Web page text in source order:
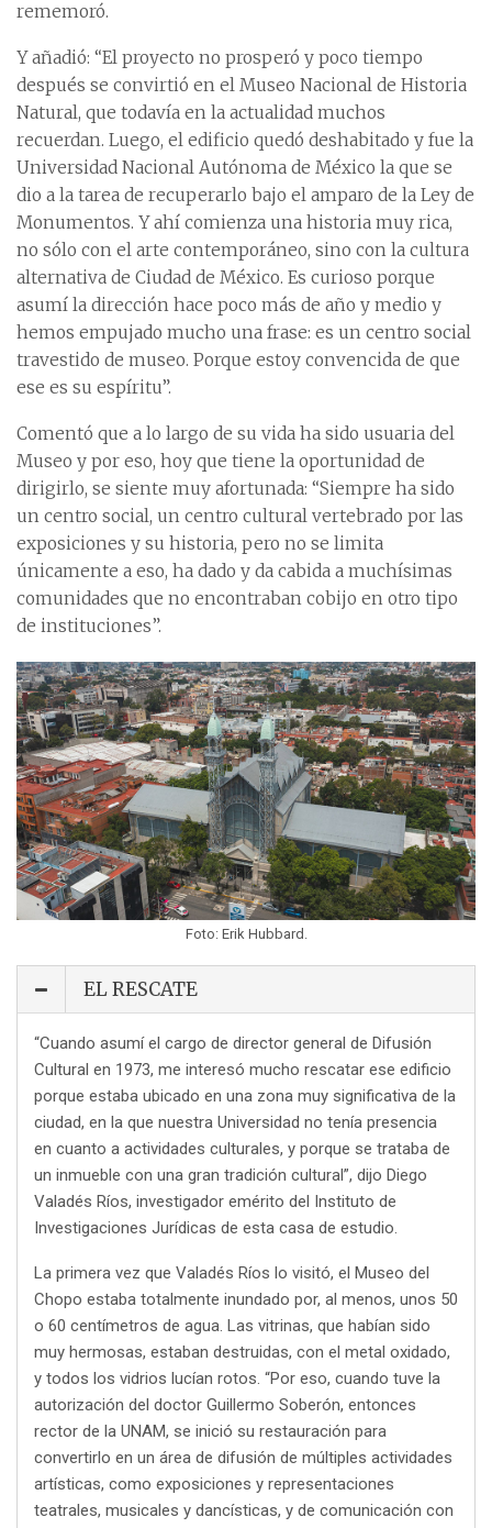
rememoró.
Y añadió: “El proyecto no prosperó y poco tiempo
después se convirtió en el Museo Nacional de Historia
Natural, que todavía en la actualidad muchos
recuerdan. Luego, el edificio quedó deshabitado y fue la
Universidad Nacional Autónoma de México la que se
dio a la tarea de recuperarlo bajo el amparo de la Ley de
Monumentos. Y ahí comienza una historia muy rica,
no sólo con el arte contemporáneo, sino con la cultura
alternativa de Ciudad de México. Es curioso porque
asumí la dirección hace poco más de año y medio y
hemos empujado mucho una frase: es un centro social
travestido de museo. Porque estoy convencida de que
ese es su espíritu”.
Comentó que a lo largo de su vida ha sido usuaria del
Museo y por eso, hoy que tiene la oportunidad de
dirigirlo, se siente muy afortunada: “Siempre ha sido
un centro social, un centro cultural vertebrado por las
exposiciones y su historia, pero no se limita
únicamente a eso, ha dado y da cabida a muchísimas
comunidades que no encontraban cobijo en otro tipo
de instituciones”.
Foto: Erik Hubbard.
EL RESCATE
“Cuando asumí el cargo de director general de Difusión
Cultural en 1973, me interesó mucho rescatar ese edificio
porque estaba ubicado en una zona muy significativa de la
ciudad, en la que nuestra Universidad no tenía presencia
en cuanto a actividades culturales, y porque se trataba de
un inmueble con una gran tradición cultural”, dijo Diego
Valadés Ríos, investigador emérito del Instituto de
Investigaciones Jurídicas de esta casa de estudio.
La primera vez que Valadés Ríos lo visitó, el Museo del
Chopo estaba totalmente inundado por, al menos, unos 50
o 60 centímetros de agua. Las vitrinas, que habían sido
muy hermosas, estaban destruidas, con el metal oxidado,
y todos los vidrios lucían rotos. “Por eso, cuando tuve la
autorización del doctor Guillermo Soberón, entonces
rector de la UNAM, se inició su restauración para
convertirlo en un área de difusión de múltiples actividades
artísticas, como exposiciones y representaciones
teatrales, musicales y dancísticas, y de comunicación con